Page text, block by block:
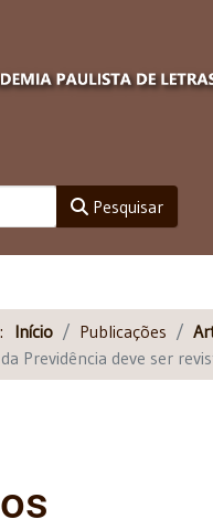
Pesquisar
Início Publicações
Previdência deve ser